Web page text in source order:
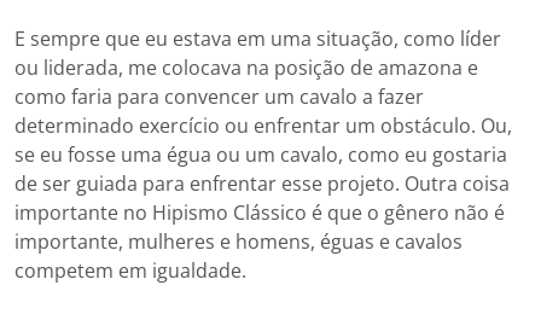
E sempre que eu estava em uma situação, como líder
ou liderada, me colocava na posição de amazona e
como faria para convencer um cavalo a fazer
determinado exercício ou enfrentar um obstáculo. Ou,
se eu fosse uma égua ou um cavalo, como eu gostaria
de ser guiada para enfrentar esse projeto. Outra coisa
importante no Hipismo Clássico é que o gênero não é
importante, mulheres e homens, éguas e cavalos
competem em igualdade.